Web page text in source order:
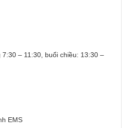
– 11:30, buổi chiều: 13:30 –
EMS